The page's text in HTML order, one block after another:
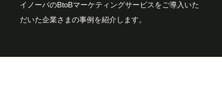
イノーバのBtoBマーケティングサービスをご導入いた
だいた企業さまの事例を紹介します。